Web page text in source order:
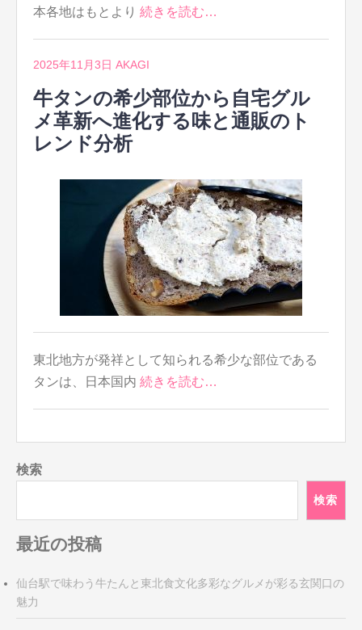
本各地はもとより 続きを読む…
2025年11月3日 AKAGI
牛タンの希少部位から自宅グル
メ革新へ進化する味と通販のト
レンド分析
東北地方が発祥として知られる希少な部位である
タンは、日本国内 続きを読む…
検索
検索
最近の投稿
仙台駅で味わう牛たんと東北食文化多彩なグルメが彩る玄関口の
魅力